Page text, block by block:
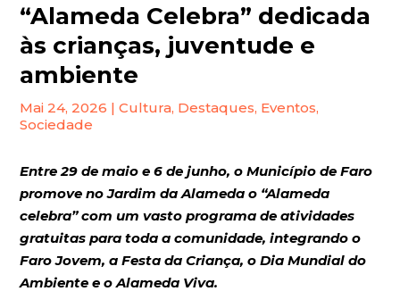
“Alameda Celebra” dedicada
às crianças, juventude e
ambiente
Mai 24, 2026 |Cultura, Destaques, Eventos,
Sociedade
Entre 29 de maio e 6 de junho, o Município de Faro
promove no Jardim da Alameda o “Alameda
celebra” com um vasto programa de atividades
gratuitas para toda a comunidade, integrando o
Faro Jovem, a Festa da Criança, o Dia Mundial do
Ambiente e o Alameda Viva.